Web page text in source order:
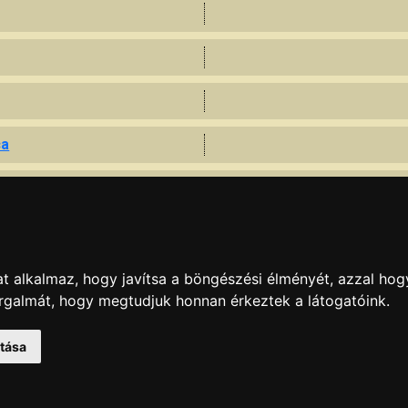
hogy javítsa a böngészési élményét, azzal
hogy megtudjuk honnan érkeztek a látogatóink.